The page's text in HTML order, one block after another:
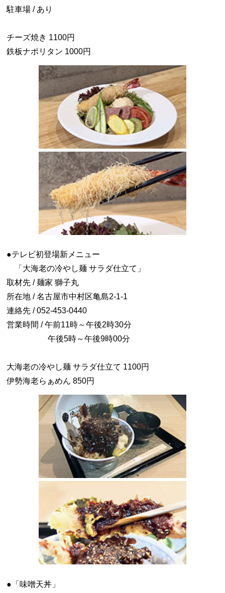
駐車場 / あり
チーズ焼き 1100円
鉄板ナポリタン 1000円
●テレビ初登場新メニュー
「大海老の冷やし麺 サラダ仕立て」
取材先 / 麺家 獅子丸
所在地 / 名古屋市中村区亀島2-1-1
連絡先 / 052-453-0440
営業時間 / 午前11時～午後2時30分
午後5時～午後9時00分
大海老の冷やし麺 サラダ仕立て 1100円
伊勢海老らぁめん 850円
●「味噌天丼」